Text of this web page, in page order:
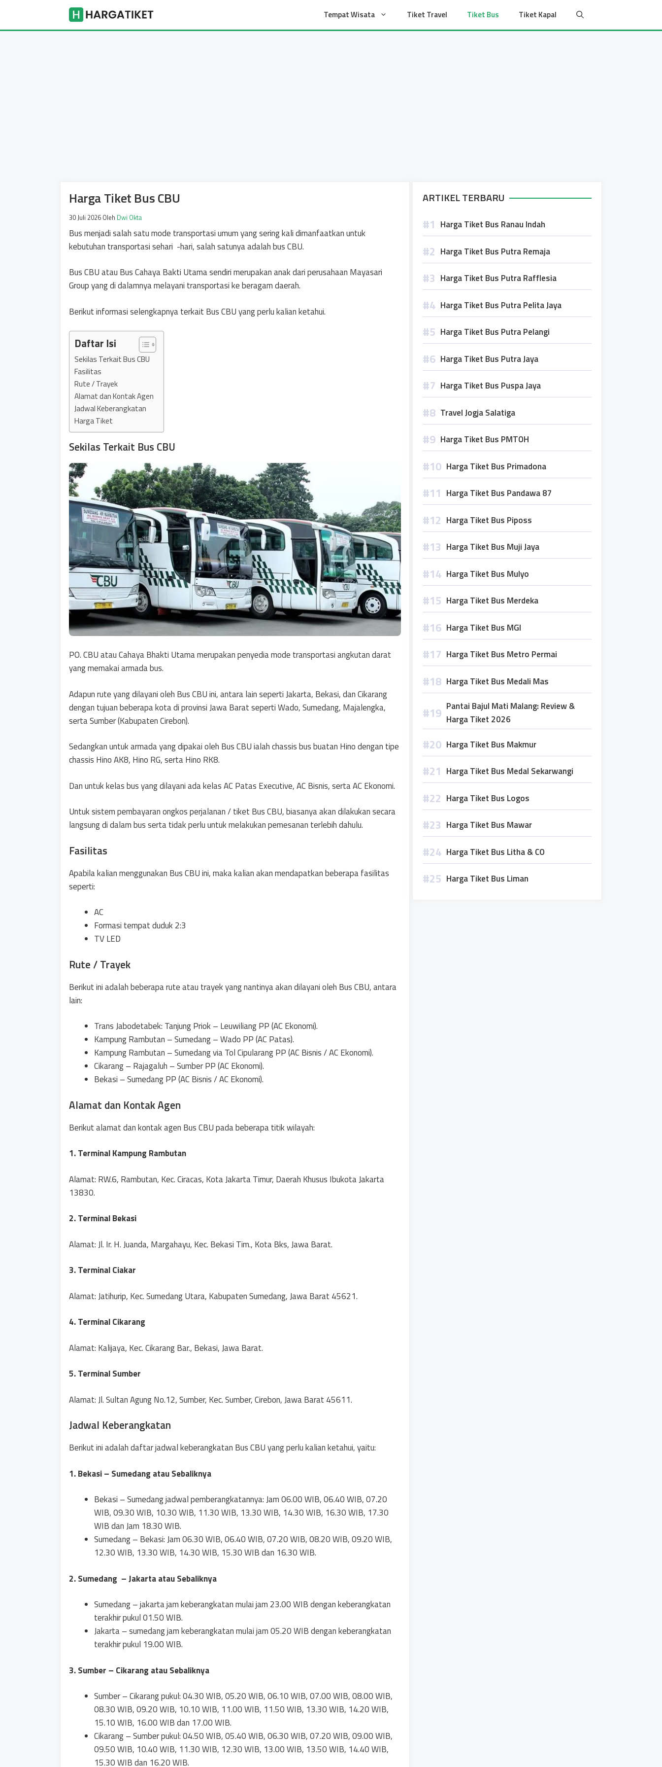
isi
Tempat Wisata Tiket Travel Tiket Bus Tiket Kapal
Harga Tiket Bus CBU
30 Juli 2026 Oleh Dwi Okta
Bus menjadi salah satu mode transportasi umum yang sering kali dimanfaatkan untuk
kebutuhan transportasi sehari -hari, salah satunya adalah bus CBU.
Bus CBU atau Bus Cahaya Bakti Utama sendiri merupakan anak dari perusahaan Mayasari
Group yang di dalamnya melayani transportasi ke beragam daerah.
Berikut informasi selengkapnya terkait Bus CBU yang perlu kalian ketahui.
Daftar Isi
Sekilas Terkait Bus CBU
Fasilitas
Rute / Trayek
Alamat dan Kontak Agen
Jadwal Keberangkatan
Harga Tiket
Sekilas Terkait Bus CBU
PO. CBU atau Cahaya Bhakti Utama merupakan penyedia mode transportasi angkutan darat
yang memakai armada bus.
Adapun rute yang dilayani oleh Bus CBU ini, antara lain seperti Jakarta, Bekasi, dan Cikarang
dengan tujuan beberapa kota di provinsi Jawa Barat seperti Wado, Sumedang, Majalengka,
serta Sumber (Kabupaten Cirebon).
Sedangkan untuk armada yang dipakai oleh Bus CBU ialah chassis bus buatan Hino dengan tipe
chassis Hino AK8, Hino RG, serta Hino RK8.
Dan untuk kelas bus yang dilayani ada kelas AC Patas Executive, AC Bisnis, serta AC Ekonomi.
Untuk sistem pembayaran ongkos perjalanan / tiket Bus CBU, biasanya akan dilakukan secara
langsung di dalam bus serta tidak perlu untuk melakukan pemesanan terlebih dahulu.
Fasilitas
Apabila kalian menggunakan Bus CBU ini, maka kalian akan mendapatkan beberapa fasilitas
seperti:
AC
Formasi tempat duduk 2:3
TV LED
Rute / Trayek
Berikut ini adalah beberapa rute atau trayek yang nantinya akan dilayani oleh Bus CBU, antara
lain:
Trans Jabodetabek: Tanjung Priok – Leuwiliang PP (AC Ekonomi).
Kampung Rambutan – Sumedang – Wado PP (AC Patas).
Kampung Rambutan – Sumedang via Tol Cipularang PP (AC Bisnis / AC Ekonomi).
Cikarang – Rajagaluh – Sumber PP (AC Ekonomi).
Bekasi – Sumedang PP (AC Bisnis / AC Ekonomi).
Alamat dan Kontak Agen
Berikut alamat dan kontak agen Bus CBU pada beberapa titik wilayah:
1. Terminal Kampung Rambutan
Alamat: RW.6, Rambutan, Kec. Ciracas, Kota Jakarta Timur, Daerah Khusus Ibukota Jakarta
13830.
2. Terminal Bekasi
Alamat: Jl. Ir. H. Juanda, Margahayu, Kec. Bekasi Tim., Kota Bks, Jawa Barat.
3. Terminal Ciakar
Alamat: Jatihurip, Kec. Sumedang Utara, Kabupaten Sumedang, Jawa Barat 45621.
4. Terminal Cikarang
Alamat: Kalijaya, Kec. Cikarang Bar., Bekasi, Jawa Barat.
5. Terminal Sumber
Alamat: Jl. Sultan Agung No.12, Sumber, Kec. Sumber, Cirebon, Jawa Barat 45611.
Jadwal Keberangkatan
Berikut ini adalah daftar jadwal keberangkatan Bus CBU yang perlu kalian ketahui, yaitu:
1. Bekasi – Sumedang atau Sebaliknya
Bekasi – Sumedang jadwal pemberangkatannya: Jam 06.00 WIB, 06.40 WIB, 07.20
WIB, 09.30 WIB, 10.30 WIB, 11.30 WIB, 13.30 WIB, 14.30 WIB, 16.30 WIB, 17.30
WIB dan Jam 18.30 WIB.
Sumedang – Bekasi: Jam 06.30 WIB, 06.40 WIB, 07.20 WIB, 08.20 WIB, 09.20 WIB,
12.30 WIB, 13.30 WIB, 14.30 WIB, 15.30 WIB dan 16.30 WIB.
2. Sumedang – Jakarta atau Sebaliknya
Sumedang – jakarta jam keberangkatan mulai jam 23.00 WIB dengan keberangkatan
terakhir pukul 01.50 WIB.
Jakarta – sumedang jam keberangkatan mulai jam 05.20 WIB dengan keberangkatan
terakhir pukul 19.00 WIB.
3. Sumber – Cikarang atau Sebaliknya
Sumber – Cikarang pukul: 04.30 WIB, 05.20 WIB, 06.10 WIB, 07.00 WIB, 08.00 WIB,
08.30 WIB, 09.20 WIB, 10.10 WIB, 11.00 WIB, 11.50 WIB, 13.30 WIB, 14.20 WIB,
15.10 WIB, 16.00 WIB dan 17.00 WIB.
Cikarang – Sumber pukul: 04.50 WIB, 05.40 WIB, 06.30 WIB, 07.20 WIB, 09.00 WIB,
09.50 WIB, 10.40 WIB, 11.30 WIB, 12.30 WIB, 13.00 WIB, 13.50 WIB, 14.40 WIB,
15.30 WIB dan 16.20 WIB.
ARTIKEL TERBARU
Harga Tiket Bus Ranau Indah
Harga Tiket Bus Putra Remaja
Harga Tiket Bus Putra Rafflesia
Harga Tiket Bus Putra Pelita Jaya
Harga Tiket Bus Putra Pelangi
Harga Tiket Bus Putra Jaya
Harga Tiket Bus Puspa Jaya
Travel Jogja Salatiga
Harga Tiket Bus PMTOH
Harga Tiket Bus Primadona
Harga Tiket Bus Pandawa 87
Harga Tiket Bus Piposs
Harga Tiket Bus Muji Jaya
Harga Tiket Bus Mulyo
Harga Tiket Bus Merdeka
Harga Tiket Bus MGI
Harga Tiket Bus Metro Permai
Harga Tiket Bus Medali Mas
Pantai Bajul Mati Malang: Review &
Harga Tiket 2026
Harga Tiket Bus Makmur
Harga Tiket Bus Medal Sekarwangi
Harga Tiket Bus Logos
Harga Tiket Bus Mawar
Harga Tiket Bus Litha & CO
Harga Tiket Bus Liman